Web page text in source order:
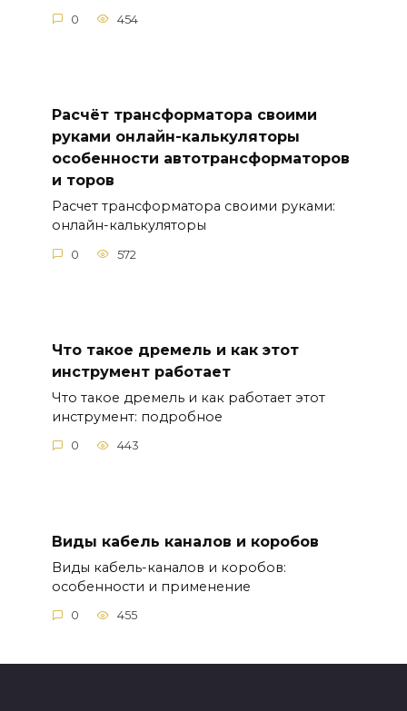
0 454
Расчёт трансформатора своими
руками онлайн-калькуляторы
особенности автотрансформаторов
и торов
Расчет трансформатора своими руками:
онлайн-калькуляторы
0 572
Что такое дремель и как этот
инструмент работает
Что такое дремель и как работает этот
инструмент: подробное
0 443
Виды кабель каналов и коробов
Виды кабель-каналов и коробов:
особенности и применение
0 455